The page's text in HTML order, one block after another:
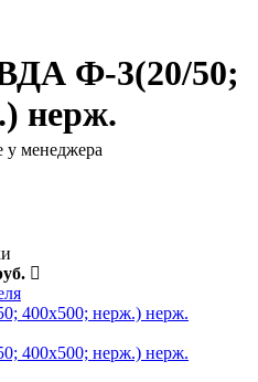
Ф-3(20/50;
нерж.
у менеджера